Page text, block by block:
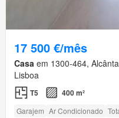
17 500 €/mês
Casa em 1300-464,
Lisboa
T5 400 m²
Garajem Ar Condicionado